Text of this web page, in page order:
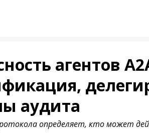
агентов
аудита
определяет, кто может